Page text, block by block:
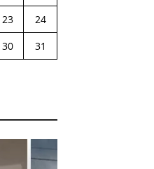
23
24
30
31